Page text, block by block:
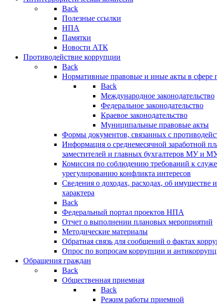
Back
Полезные ссылки
НПА
Памятки
Новости АТК
Противодействие коррупции
Back
Нормативные правовые и иные акты в сфере
Back
Международное законодательство
Федеральное законодательство
Краевое законодательство
Муниципальные правовые акты
Формы документов, связанных с
Информация о среднемесячной заработной
заместителей и главных бухгалтеров МУ и
Комиссия по соблюдению требований к
урегулированию конфликта интересов
Сведения о доходах, расходах, об имуществе
характера
Back
Федеральный портал проектов НПА
Отчет о выполнении плановых мероприятий
Методические материалы
Обратная связь для сообщений о фактах
Опрос по вопросам коррупции и
Обращения граждан
Back
Общественная приемная
Back
Режим работы приемной